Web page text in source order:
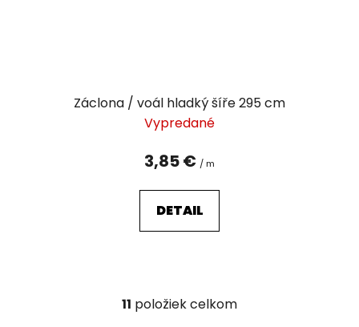
Záclona / voál hladký šíře 295 cm
Vypredané
3,85 € / m
DETAIL
O
11 položiek celkom